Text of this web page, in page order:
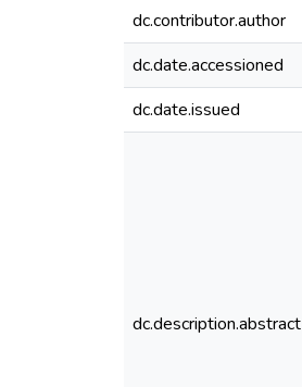
dc.contributor.author
dc.date.accessioned
dc.date.issued
dc.description.abstract